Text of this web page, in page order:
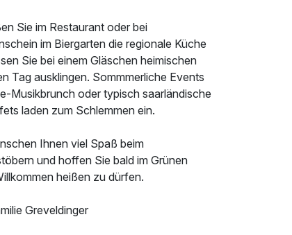
Sie im Restaurant oder bei
im Biergarten die regionale Küche
Sie bei einem Gläschen heimischen
Tag ausklingen. Sommmerliche Events
Musikbrunch oder typisch saarländische
laden zum Schlemmen ein.
Ihnen viel Spaß beim
und hoffen Sie bald im Grünen
heißen zu dürfen.
Greveldinger